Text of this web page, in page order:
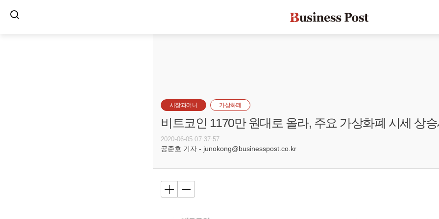
시장과머니 가상화폐
비트코인 1170만 원대로 올라, 주요 가상화폐 시세 상
2020-06-05 07:37:57
공준호 기자 - junokong@businesspost.co.kr